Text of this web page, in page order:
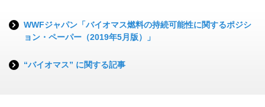
WWFジャパン「バイオマス燃料の持続可能性に関するポジシ
ョン・ペーパー（2019年5月版）」
“バイオマス” に関する記事